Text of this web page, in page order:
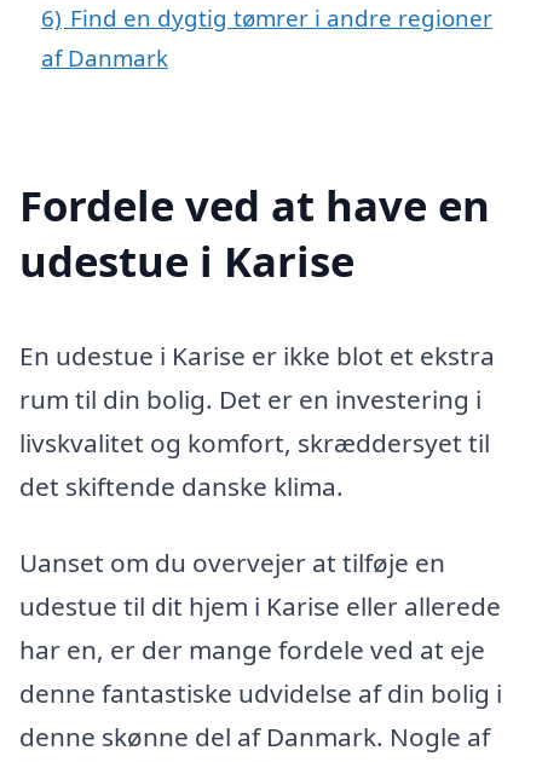
6) Find en dygtig tømrer i andre regioner
af Danmark
Fordele ved at have en
udestue i Karise
En udestue i Karise er ikke blot et ekstra
rum til din bolig. Det er en investering i
livskvalitet og komfort, skræddersyet til
det skiftende danske klima.
Uanset om du overvejer at tilføje en
udestue til dit hjem i Karise eller allerede
har en, er der mange fordele ved at eje
denne fantastiske udvidelse af din bolig i
denne skønne del af Danmark. Nogle af